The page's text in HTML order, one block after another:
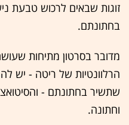
זוגות שבאים לרכוש טבעת
בחתונתם.
מדובר בסרטון מתיחות
הרלוונטיות של ריטה - יש
שתשיר בחתונתם -
וחתונה.